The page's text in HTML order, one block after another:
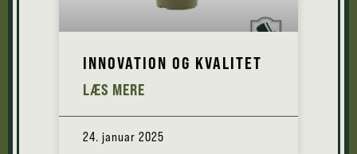
INNOVATION OG KVALITET
LÆS MERE
24. januar 2025